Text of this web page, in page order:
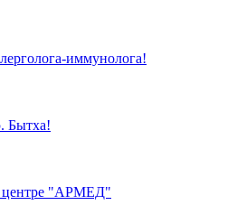
иммунолога!
Бытха!
центре "АРМЕД"